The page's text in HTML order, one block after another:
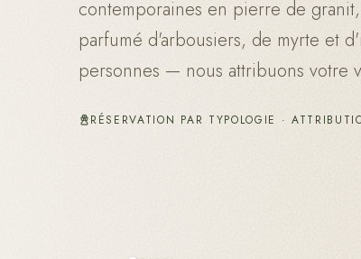
contemporaines en pierre de
parfumé d'arbousiers, de myrte et
personnes — nous attribuons votre
RÉSERVATION PAR TYPOLOGIE ·